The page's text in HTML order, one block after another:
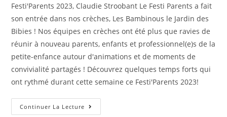
Festi'Parents 2023, Claudie Stroobant Le Festi Parents a fait
son entrée dans nos crèches, Les Bambinous le Jardin des
Bibies ! Nos équipes en crèches ont été plus que ravies de
réunir à nouveau parents, enfants et professionnel(e)s de la
petite-enfance autour d'animations et de moments de
convivialité partagés ! Découvrez quelques temps forts qui
ont rythmé durant cette semaine ce Festi'Parents 2023!
Continuer La Lecture